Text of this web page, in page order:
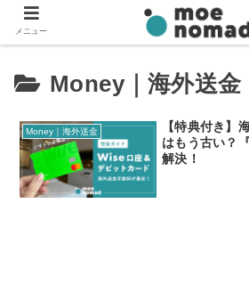
Money｜海外送金
Money｜海外送金
【特典付き】
はもう古い？
解決！
メニュー